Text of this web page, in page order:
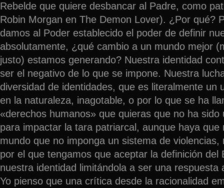
Rebelde que quiere desbancar al Padre, como
Robin Morgan en The Demon Lover). ¿Por qué?
damos al Poder establecido el poder de definir
absolutamente, ¿qué cambio a un mundo mejor
justo) estamos generando? Nuestra identidad
ser el negativo de lo que se impone. Nuestra
diversidad de identidades, que es literalmente un
en la naturaleza, inagotable, o por lo que se ha
«derechos humanos» que quieras que no ha sido
para impactar la tara patriarcal, aunque haya que
mundo que no imponga un sistema de violencias,
por el que tengamos que aceptar la definición del
nuestra identidad limitándola a ser una respuesta
Yo pienso que una crítica desde la racionalidad